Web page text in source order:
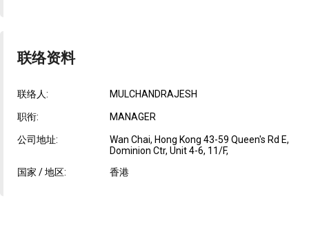
联络资料
联络人: MULCHANDRAJESH
职衔: MANAGER
公司地址:
Wan Chai, Hong Kong 43-59 Queen's Rd E,
Dominion Ctr, Unit 4-6, 11/F,
国家 / 地区:
香港